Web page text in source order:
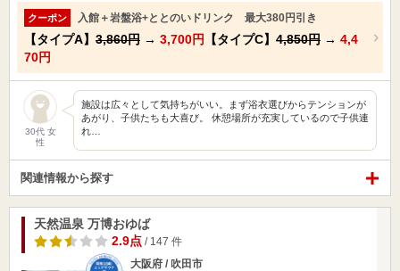
クーポン 入館＋岩盤浴+ととのいドリンク 最大380円引き
【タイプA】 3,860円 → 3,700円 【タイプC】 4,850円 → 4,4
70円
30代 女
性
施設は広々として気持ちがいい。まず浴衣選びからテンションが
あがり、子供たちも大喜び。 休憩場所が充実しているので子供連
れ…
関連情報から探す
天然温泉 万博おゆば
2.9点 / 147 件
大阪府 / 吹田市